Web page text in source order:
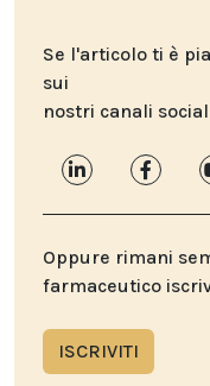
Se l'articolo ti è
sui
nostri canali
Oppure rimani
farmaceutico
ISCRIVITI